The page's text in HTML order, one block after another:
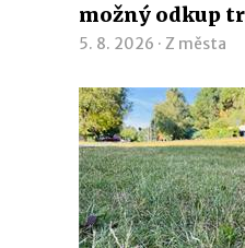
možný odkup
5. 8. 2026 · Z města